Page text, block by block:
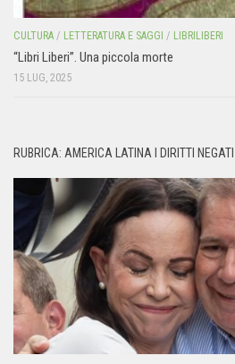
CULTURA / LETTERATURA E SAGGI / LIBRILIBERI
“Libri Liberi”. Una piccola morte
15 LUG, 2025
RUBRICA: AMERICA LATINA I DIRITTI NEGATI